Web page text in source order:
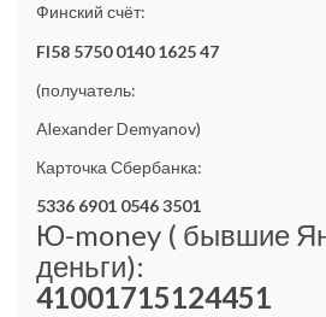
Финский счёт:
FI58 5750 0140 1625 47
(получатель:
Alexander Demyanov)
Карточка Сбербанка:
5336 6901 0546 3501
Ю-money ( бывшие
деньги):
41001715124451